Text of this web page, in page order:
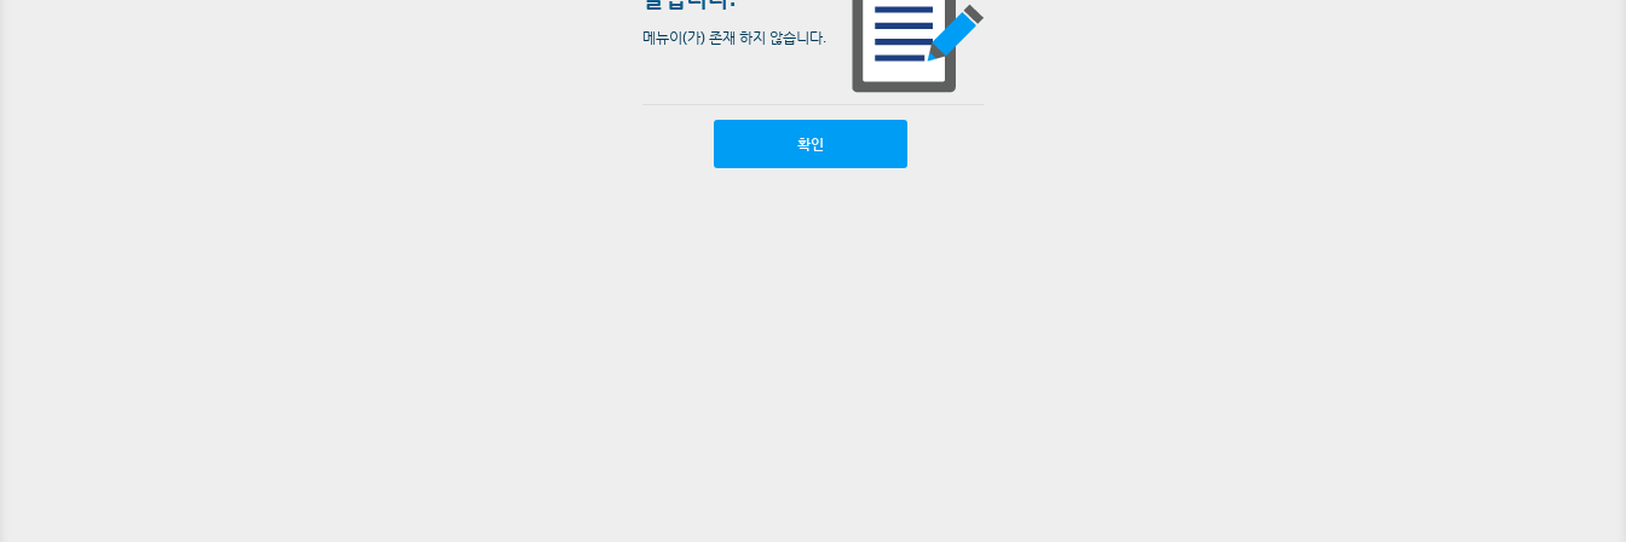
메뉴이(가) 존재 하지 않습니다.